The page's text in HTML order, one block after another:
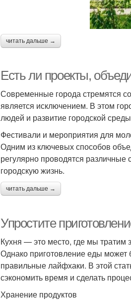
читать дальше →
Есть ли проекты,
Современные города стремятся
является исключением. В этом
людей и развитие городской
Фестивали и мероприятия для
Одним из ключевых способов
регулярно проводятся
городскую жизнь.
читать дальше →
Упростите
Кухня — это место, где мы тратим
Однако приготовление еды может
правильные лайфхаки. В этой
сэкономить время и сделать
Хранение продуктов